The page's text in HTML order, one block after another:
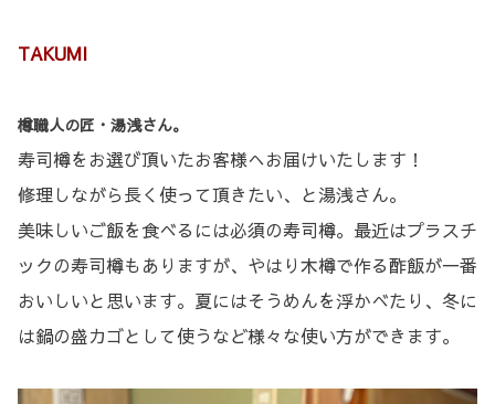
TAKUMI
樽職人の匠・湯浅さん。
寿司樽をお選び頂いたお客様へお届けいたします！
修理しながら長く使って頂きたい、と湯浅さん。
美味しいご飯を食べるには必須の寿司樽。最近はプラスチ
ックの寿司樽もありますが、やはり木樽で作る酢飯が一番
おいしいと思います。夏にはそうめんを浮かべたり、冬に
は鍋の盛カゴとして使うなど様々な使い方ができます。